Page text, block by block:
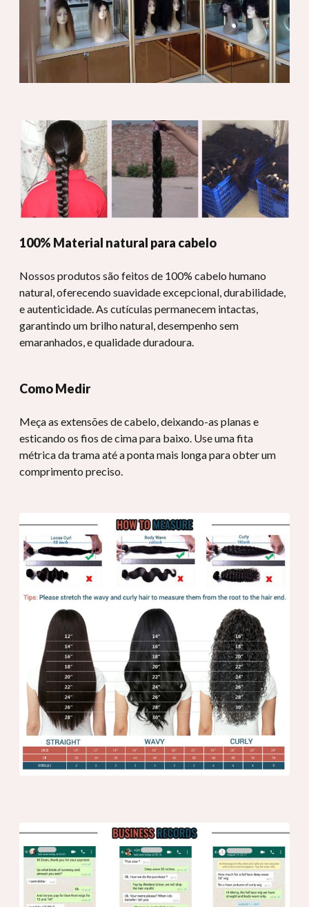
100% Material natural para cabelo
Nossos produtos são feitos de 100% cabelo humano
natural, oferecendo suavidade excepcional, durabilidade,
e autenticidade. As cutículas permanecem intactas,
garantindo um brilho natural, desempenho sem
emaranhados, e qualidade duradoura.
Como Medir
Meça as extensões de cabelo, deixando-as planas e
esticando os fios de cima para baixo. Use uma fita
métrica da trama até a ponta mais longa para obter um
comprimento preciso.